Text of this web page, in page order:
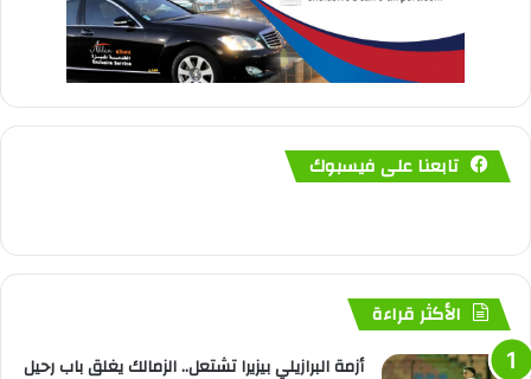
تابعنا على فيسبوك
الأكثر قراءة
أزمة البرازيلي بيزيرا تشتعل.. الزمالك يغلق باب رحيل